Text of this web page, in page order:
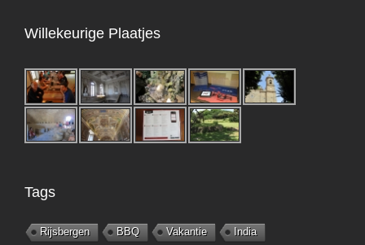
Willekeurige Plaatjes
Tags
Rijsbergen BBQ Vakantie India